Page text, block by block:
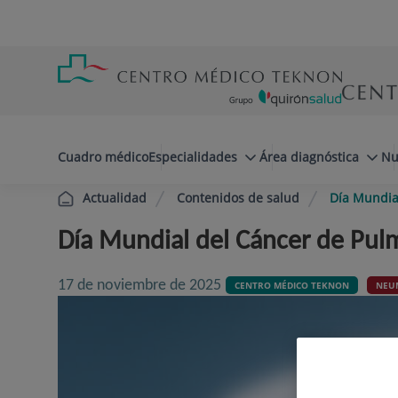
cabecera
Cuadro médicoEspecialidades Área diagnóstica
Actualidad Contenidos de salud Día
Día Mundial del Cáncer de
17 de noviembre de 2025 CENTRO MÉDICO TEKNON